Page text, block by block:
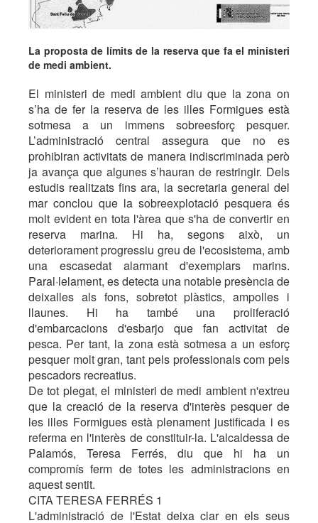
La proposta de límits de la reserva que fa el ministeri
de medi ambient.
El ministeri de medi ambient diu que la zona on
s’ha de fer la reserva de les illes Formigues està
sotmesa a un immens sobreesforç pesquer.
L’administració central assegura que no es
prohibiran activitats de manera indiscriminada però
ja avança que algunes s’hauran de restringir. Dels
estudis realitzats fins ara, la secretaria general del
mar conclou que la sobreexplotació pesquera és
molt evident en tota l'àrea que s'ha de convertir en
reserva marina. Hi ha, segons això, un
deteriorament progressiu greu de l'ecosistema, amb
una escasedat alarmant d'exemplars marins.
Paral·lelament, es detecta una notable presència de
deixalles als fons, sobretot plàstics, ampolles i
llaunes. Hi ha també una proliferació
d'embarcacions d'esbarjo que fan activitat de
pesca. Per tant, la zona està sotmesa a un esforç
pesquer molt gran, tant pels professionals com pels
pescadors recreatius.
De tot plegat, el ministeri de medi ambient n'extreu
que la creació de la reserva d'interès pesquer de
les illes Formigues està plenament justificada i es
referma en l'interès de constituir-la. L'alcaldessa de
Palamós, Teresa Ferrés, diu que hi ha un
compromís ferm de totes les administracions en
aquest sentit.
CITA TERESA FERRÉS 1
L'administració de l'Estat deixa clar en els seus